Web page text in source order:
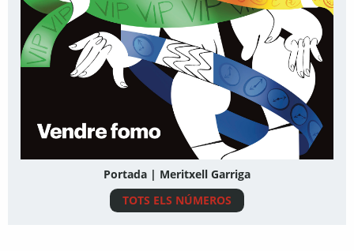
Portada | Meritxell Garriga
TOTS ELS NÚMEROS